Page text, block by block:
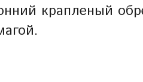
крапленый